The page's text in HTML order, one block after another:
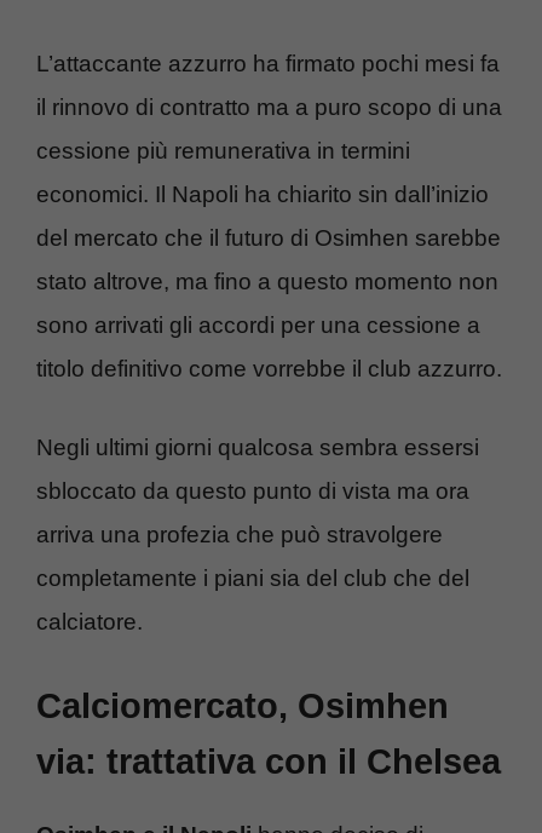
L’attaccante azzurro ha firmato pochi mesi fa
il rinnovo di contratto ma a puro scopo di una
cessione più remunerativa in termini
economici. Il Napoli ha chiarito sin dall’inizio
del mercato che il futuro di Osimhen sarebbe
stato altrove, ma fino a questo momento non
sono arrivati gli accordi per una cessione a
titolo definitivo come vorrebbe il club azzurro.
Negli ultimi giorni qualcosa sembra essersi
sbloccato da questo punto di vista ma ora
arriva una profezia che può stravolgere
completamente i piani sia del club che del
calciatore.
Calciomercato, Osimhen
via: trattativa con il Chelsea